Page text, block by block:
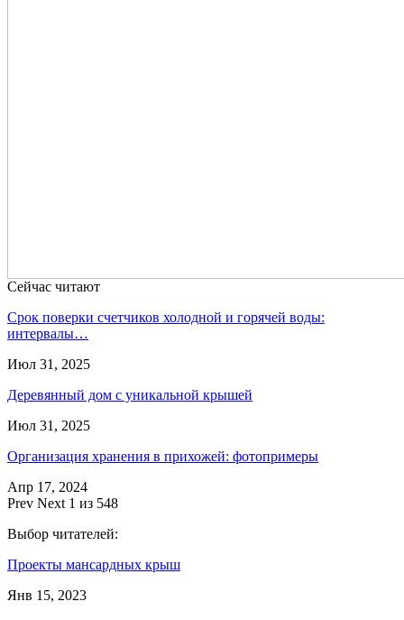
Сейчас читают
Срок поверки счетчиков холодной и горячей воды:
интервалы…
Июл 31, 2025
Деревянный дом с уникальной крышей
Июл 31, 2025
Организация хранения в прихожей: фотопримеры
Апр 17, 2024
Prev Next 1 из 548
Выбор читателей:
Проекты мансардных крыш
Янв 15, 2023